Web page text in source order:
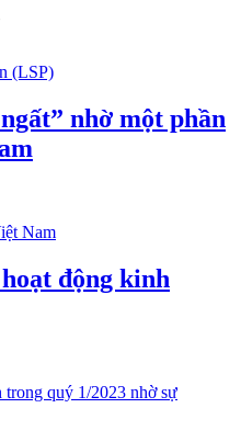
nhờ một phần
động kinh